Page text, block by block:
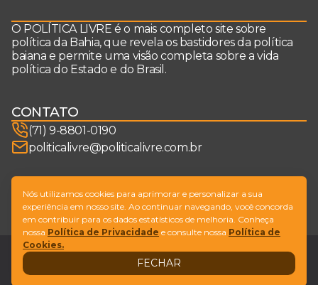
O POLÍTICA LIVRE é o mais completo site sobre
política da Bahia, que revela os bastidores da política
baiana e permite uma visão completa sobre a vida
política do Estado e do Brasil.
CONTATO
(71) 9-8801-0190
politicalivre@politicalivre.com.br
SIGA-NOS
© Copyright Política Livre. All Rights Reserved
Design by NVGO
LegalFale conosco
Nós utilizamos cookies para aprimorar e personalizar a sua
experiência em nosso site. Ao continuar navegando, você concorda
em contribuir para os dados estatísticos de melhoria. Conheça
nossa Política de Privacidade e consulte nossa Política de
Cookies.
FECHAR